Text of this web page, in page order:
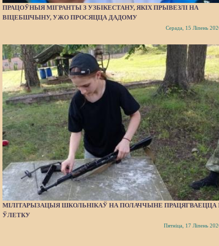
ПРАЦОЎНЫЯ МІГРАНТЫ З УЗБІКЕСТАНУ, ЯКІХ ПРЫВЕЗЛІ НА
ВІЦЕБШЧЫНУ, УЖО ПРОСЯЦЦА ДАДОМУ
Серада, 15 Ліпень
МІЛІТАРЫЗАЦЫЯ ШКОЛЬНІКАЎ НА ПОЛАЧЧЫНЕ ПРАЦЯГВАЕЦЦА
ЎЛЕТКУ
Пятніца, 17 Ліпень